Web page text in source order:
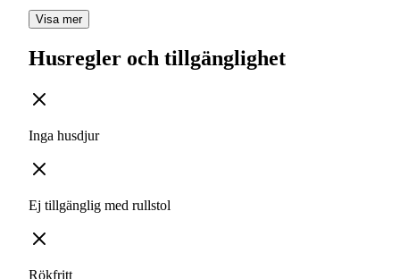
Visa mer
Husregler och tillgänglighet
Inga husdjur
Ej tillgänglig med rullstol
Rökfritt